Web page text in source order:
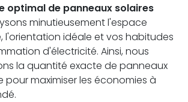
optimal de panneaux solaires
minutieusement l'espace
l'orientation idéale et vos habitudes
d'électricité. Ainsi, nous
la quantité exacte de panneaux
pour maximiser les économies à